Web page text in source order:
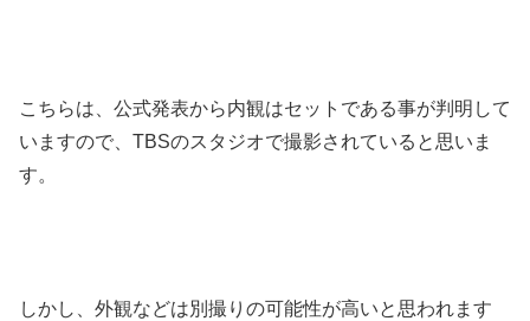
こちらは、公式発表から内観はセットである事が判明して
いますので、TBSのスタジオで撮影されていると思いま
す。
しかし、外観などは別撮りの可能性が高いと思われます